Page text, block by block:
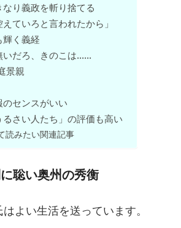
なり義政を斬り捨てる
えていろと言われたから」
輝く義経
いだろ、きのこは……
景親
センスがいい
るさい人たち」の評価も高い
読みたい関連記事
聡い奥州の秀衡
よい生活を送っています。